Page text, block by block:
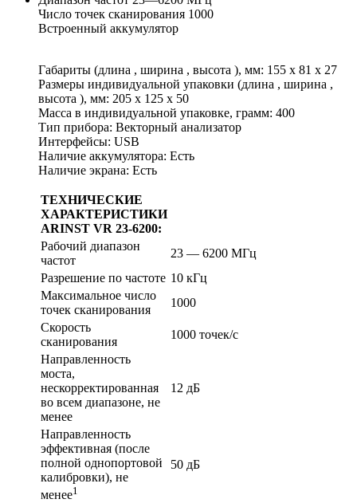
Число точек сканирования 1000
Встроенный аккумулятор
Габариты (длина , ширина , высота ), мм: 155 x 81 x 27
Размеры индивидуальной упаковки (длина , ширина ,
высота ), мм: 205 x 125 x 50
Масса в индивидуальной упаковке, грамм: 400
Тип прибора: Векторный анализатор
Интерфейсы: USB
Наличие аккумулятора: Есть
Наличие экрана: Есть
ТЕХНИЧЕСКИЕ
ХАРАКТЕРИСТИКИ
ARINST VR 23-6200:
Рабочий диапазон
частот
23 — 6200 МГц
Разрешение по частоте 10 кГц
Максимальное число
точек сканирования
1000
Скорость
сканирования
1000 точек/с
Направленность
моста,
нескорректированная
во всем диапазоне, не
менее
12 дБ
Направленность
эффективная (после
полной однопортовой
калибровки), не
менее1
50 дБ